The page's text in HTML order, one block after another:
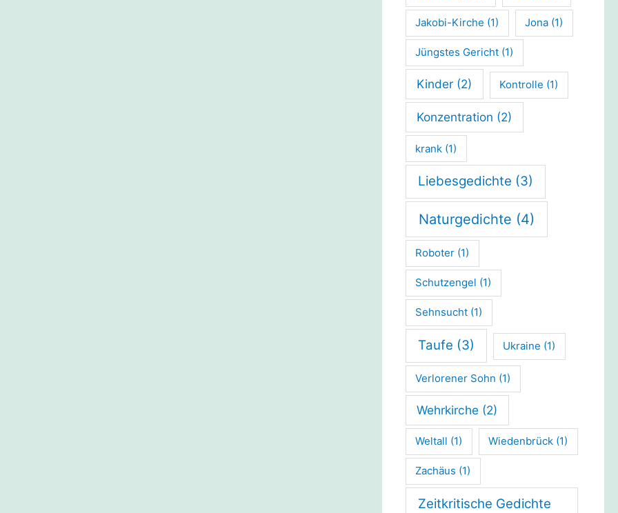
Jakobi-Kirche (1) Jona (1)
Jüngstes Gericht (1)
Kinder (2) Kontrolle (1)
Konzentration (2)
krank (1)
Liebesgedichte (3)
Naturgedichte (4)
Roboter (1)
Schutzengel (1)
Sehnsucht (1)
Taufe (3) Ukraine (1)
Verlorener Sohn (1)
Wehrkirche (2)
Weltall (1) Wiedenbrück (1)
Zachäus (1)
Zeitkritische Gedichte